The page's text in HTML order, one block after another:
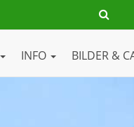
INFO BILDER &